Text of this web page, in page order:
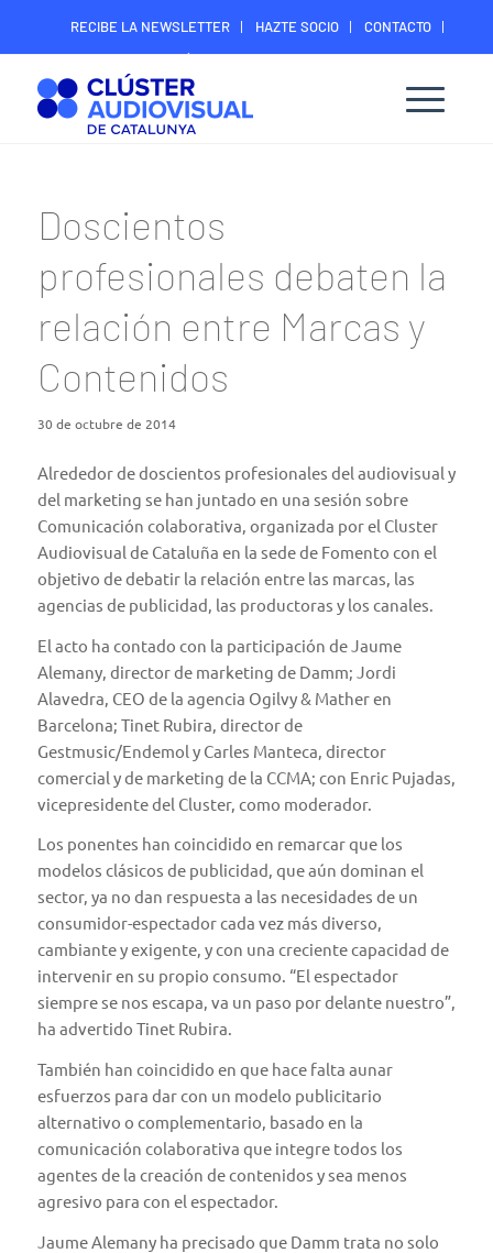
RECIBE LA NEWSLETTER HAZTE SOCIO
CONTACTO
ÁREA DIGITAL SOCIOS
Doscientos
profesionales debaten la
relación entre Marcas y
Contenidos
30 de octubre de 2014
Alrededor de doscientos profesionales del audiovisual y
del marketing se han juntado en una sesión sobre
Comunicación colaborativa , organizada por el Cluster
Audiovisual de Cataluña en la sede de Fomento con el
objetivo de debatir la relación entre las marcas, las
agencias de publicidad, las productoras y los canales.
El acto ha contado con la participación de Jaume
Alemany, director de marketing de Damm; Jordi
Alavedra, CEO de la agencia Ogilvy & Mather en
Barcelona; Tinet Rubira, director de
Gestmusic/Endemol y Carles Manteca, director
comercial y de marketing de la CCMA; con Enric Pujadas,
vicepresidente del Cluster, como moderador.
Los ponentes han coincidido en remarcar que los
modelos clásicos de publicidad, que aún dominan el
sector, ya no dan respuesta a las necesidades de un
consumidor-espectador cada vez más diverso,
cambiante y exigente, y con una creciente capacidad de
intervenir en su propio consumo. “El espectador
siempre se nos escapa, va un paso por delante nuestro”,
ha advertido Tinet Rubira.
También han coincidido en que hace falta aunar
esfuerzos para dar con un modelo publicitario
alternativo o complementario, basado en la
comunicación colaborativa que integre todos los
agentes de la creación de contenidos y sea menos
agresivo para con el espectador.
Jaume Alemany ha precisado que Damm trata no solo